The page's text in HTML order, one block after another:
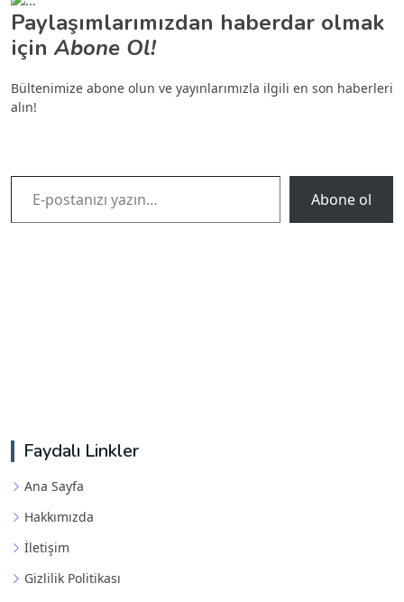
Paylaşımlarımızdan haberdar olmak
için Abone Ol!
Bültenimize abone olun ve yayınlarımızla ilgili en son haberleri
alın!
E-postanızı yazın…
Abone ol
Faydalı Linkler
Ana Sayfa
Hakkımızda
İletişim
Gizlilik Politikası